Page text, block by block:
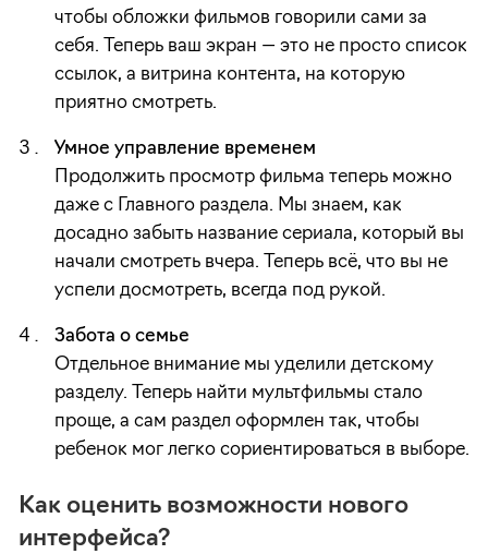
чтобы обложки фильмов говорили сами за
себя. Теперь ваш экран — это не просто список
ссылок, а витрина контента, на которую
приятно смотреть.
Умное управление временем
Продолжить просмотр фильма теперь можно
даже с Главного раздела. Мы знаем, как
досадно забыть название сериала, который вы
начали смотреть вчера. Теперь всё, что вы не
успели досмотреть, всегда под рукой.
Забота о семье
Отдельное внимание мы уделили детскому
разделу. Теперь найти мультфильмы стало
проще, а сам раздел оформлен так, чтобы
ребенок мог легко сориентироваться в выборе.
Как оценить возможности нового
интерфейса?